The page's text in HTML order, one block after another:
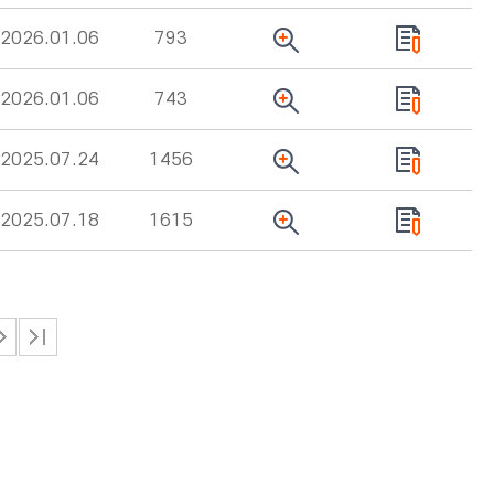
2026.01.06 793
2026.01.06 743
2025.07.24 1456
2025.07.18 1615